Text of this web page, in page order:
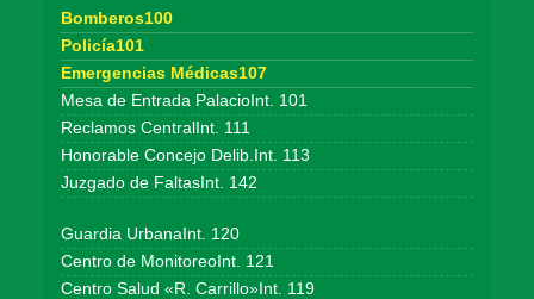
Bomberos100
Policía101
Emergencias Médicas107
Mesa de Entrada PalacioInt. 101
Reclamos CentralInt. 111
Honorable Concejo Delib.Int. 113
Juzgado de FaltasInt. 142
Guardia UrbanaInt. 120
Centro de MonitoreoInt. 121
Centro Salud «R. Carrillo»Int. 119